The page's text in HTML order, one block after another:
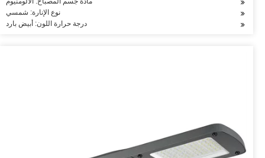
نوع الإنارة: شمسي
درجة حرارة اللون: أبيض بارد